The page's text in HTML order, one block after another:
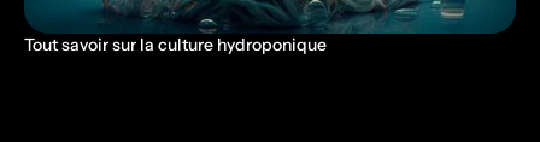
Tout savoir sur la culture hydroponique